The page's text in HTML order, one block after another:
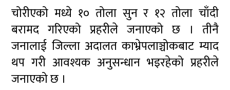
चोरीएको मध्ये १० तोला सुन र १२ तोला चाँदी
बरामद गरिएको प्रहरीले जनाएको छ । तीनै
जनालाई जिल्ला अदालत काभ्रेपलाञ्चोकबाट म्याद
थप गरी आवश्यक अनुसन्धान भइरहेको प्रहरीले
जनाएको छ ।